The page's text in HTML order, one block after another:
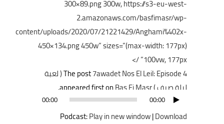
300×89.png 300w, https://s3-eu-west-
2.amazonaws.com/basfimasr/wp-
content/uploads/2020/07/21221429/Anghami%402x-
450×134.png 450w” sizes=”(max-width: 177px)
100vw, 177px” />
The post7awadet Nos El Leil: Episode 4 ( لعبة
ليلة صيف )Bas Fi Masr
.
مشغل
الصوت
00:00
00:00
Podcast:Play in new window|Download